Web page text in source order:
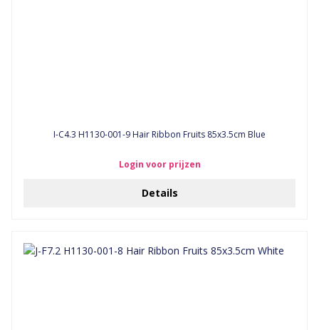
I-C4.3 H1130-001-9 Hair Ribbon Fruits 85x3.5cm Blue
Login voor prijzen
Details